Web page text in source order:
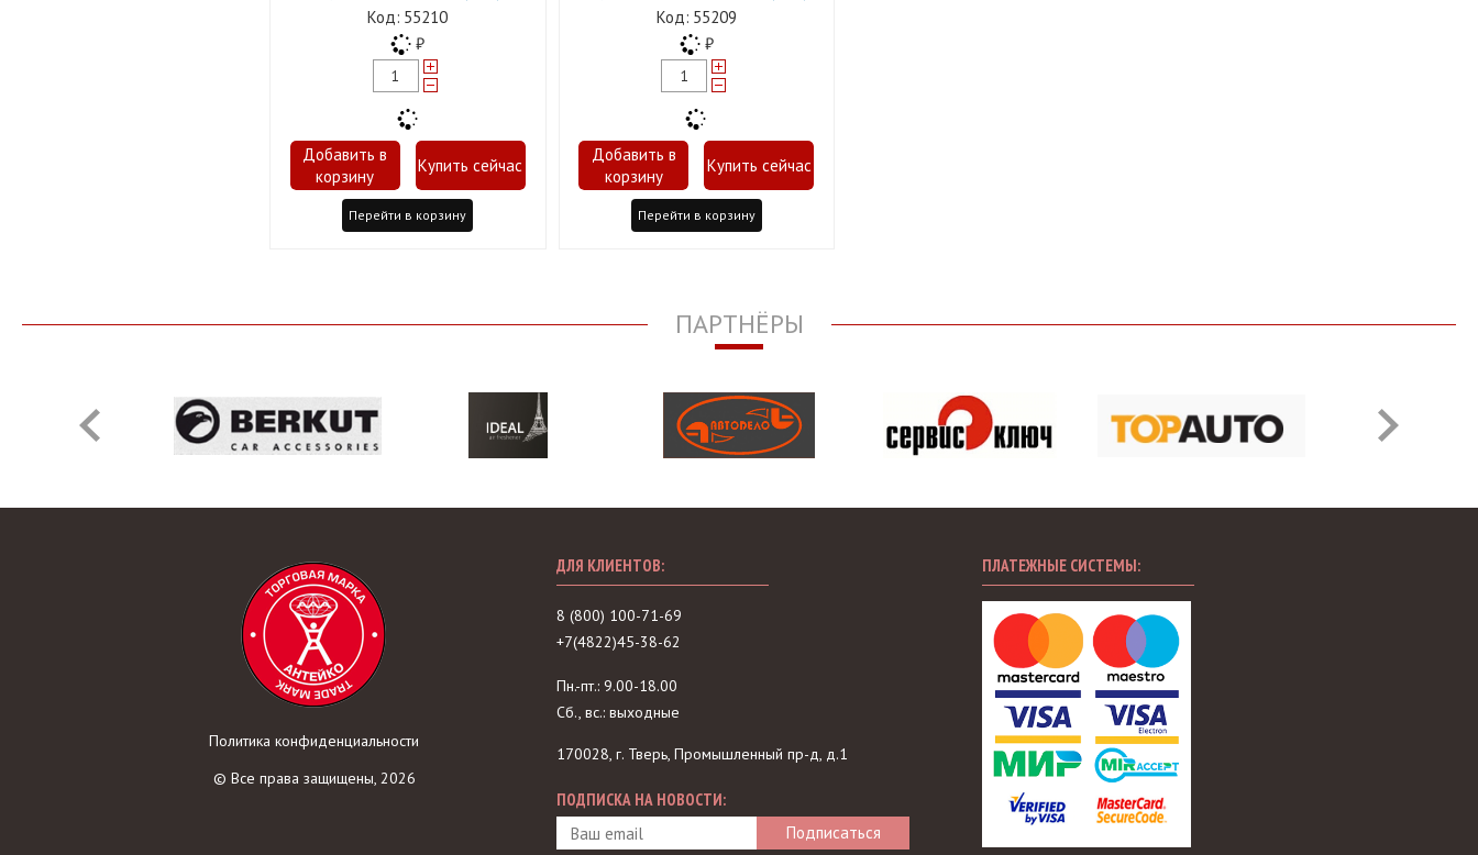
55210
Перейти в корзину
55209
Перейти в корзину
ПАРТНЁРЫ
Политика конфиденциальности
© Все права защищены, 2026
ДЛЯ КЛИЕНТОВ:
8 (800) 100-71-69
+7(4822)45-38-62
Пн.-пт.: 9.00-18.00
Сб., вс.: выходные
170028, г. Тверь, Промышленный пр-д, д.1
ПОДПИСКА НА НОВОСТИ:
ПЛАТЕЖНЫЕ СИСТЕМЫ: